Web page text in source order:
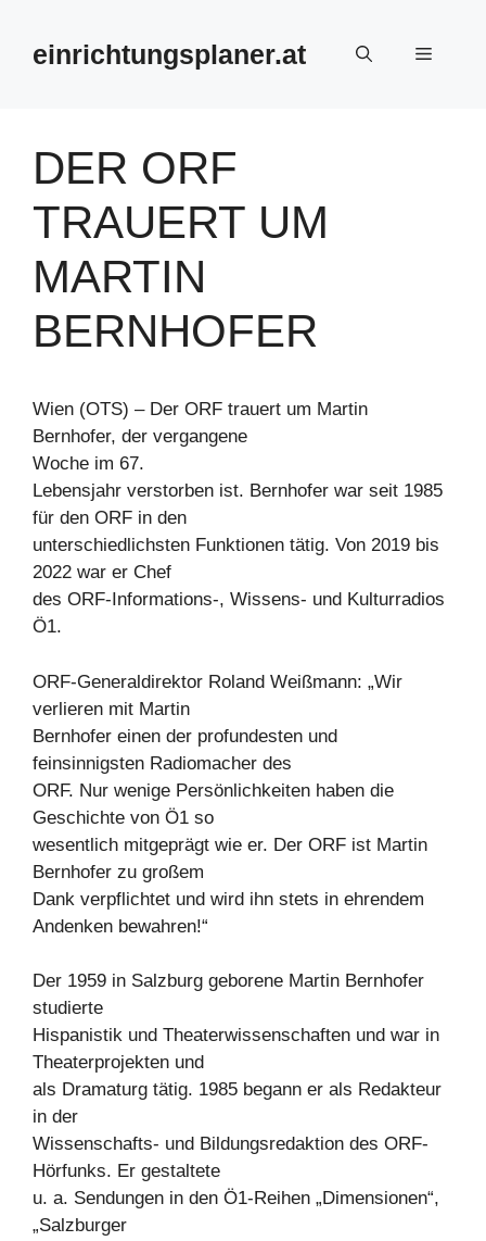
springeneinrichtungsplaner.at Menü
DER ORF
TRAUERT UM
MARTIN
BERNHOFER
Wien (OTS) – Der ORF trauert um Martin
Bernhofer, der vergangene
Woche im 67.
Lebensjahr verstorben ist. Bernhofer war seit 1985
für den ORF in den
unterschiedlichsten Funktionen tätig. Von 2019 bis
2022 war er Chef
des ORF-Informations-, Wissens- und Kulturradios
Ö1.
ORF-Generaldirektor Roland Weißmann: „Wir
verlieren mit Martin
Bernhofer einen der profundesten und
feinsinnigsten Radiomacher des
ORF. Nur wenige Persönlichkeiten haben die
Geschichte von Ö1 so
wesentlich mitgeprägt wie er. Der ORF ist Martin
Bernhofer zu großem
Dank verpflichtet und wird ihn stets in ehrendem
Andenken bewahren!“
Der 1959 in Salzburg geborene Martin Bernhofer
studierte
Hispanistik und Theaterwissenschaften und war in
Theaterprojekten und
als Dramaturg tätig. 1985 begann er als Redakteur
in der
Wissenschafts- und Bildungsredaktion des ORF-
Hörfunks. Er gestaltete
u. a. Sendungen in den Ö1-Reihen „Dimensionen“,
„Salzburger